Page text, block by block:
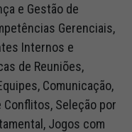
e Gestão de
Gerenciais,
Internos e
de Reuniões,
Comunicação,
Seleção por
Jogos com